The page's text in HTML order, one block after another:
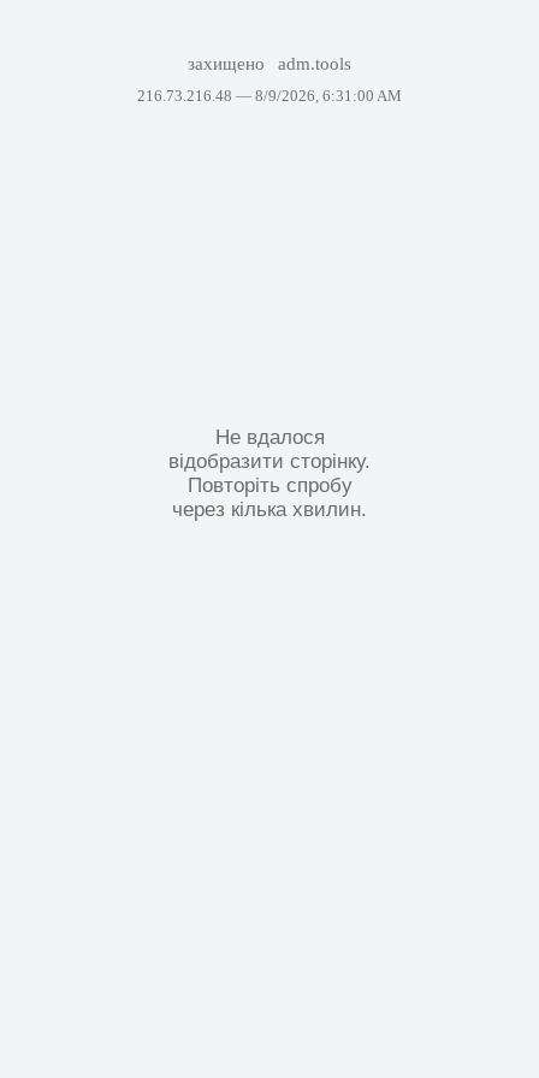
захищено adm.tools
216.73.216.48 — 8/9/2026, 6:31:00 AM
Не вдалося
відобразити сторінку.
Повторіть спробу
через кілька хвилин.